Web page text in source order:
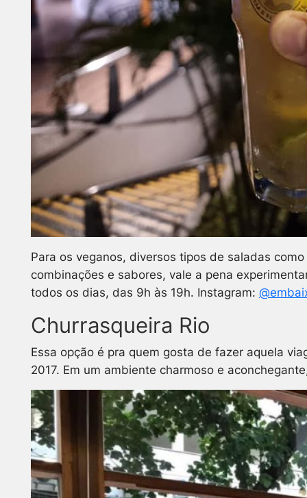
Para os veganos, diversos tipos de saladas
combinações e sabores, vale a pena
todos os dias, das 9h às 19h. Instagram:
Churrasqueira Rio
Essa opção é pra quem gosta de fazer aquela
2017. Em um ambiente charmoso e